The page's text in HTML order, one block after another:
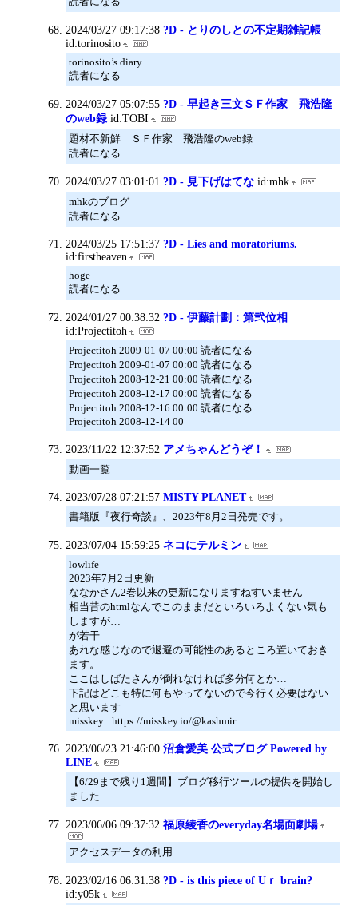
2024/03/27 09:17:38 ?D - とりのしとの不定期雑記帳
id:torinosito
torinosito’s diary
読者になる
2024/03/27 05:07:55 ?D - 早起き三文ＳＦ作家 飛浩隆
のweb録 id:TOBI
題材不新鮮 ＳＦ作家 飛浩隆のweb録
読者になる
2024/03/27 03:01:01 ?D - 見下げはてな id:mhk
mhkのブログ
読者になる
2024/03/25 17:51:37 ?D - Lies and moratoriums.
id:firstheaven
hoge
読者になる
2024/01/27 00:38:32 ?D - 伊藤計劃：第弐位相
id:Projectitoh
Projectitoh 2009-01-07 00:00 読者になる
Projectitoh 2009-01-07 00:00 読者になる
Projectitoh 2008-12-21 00:00 読者になる
Projectitoh 2008-12-17 00:00 読者になる
Projectitoh 2008-12-16 00:00 読者になる
Projectitoh 2008-12-14 00
2023/11/22 12:37:52 アメちゃんどうぞ！
動画一覧
2023/07/28 07:21:57 MISTY PLANET
書籍版『夜行奇談』、2023年8月2日発売です。
2023/07/04 15:59:25 ネコにテルミン
lowlife
2023年7月2日更新
ななかさん2巻以来の更新になりますねすいません
相当昔のhtmlなんでこのままだといろいろよくない気も
しますが…
が若干
あれな感じなので退避の可能性のあるところ置いておき
ます。
ここはしばたさんが倒れなければ多分何とか…
下記はどこも特に何もやってないので今行く必要はない
と思います
misskey : https://misskey.io/@kashmir
2023/06/23 21:46:00 沼倉愛美 公式ブログ Powered by
LINE
【6/29まで残り1週間】ブログ移行ツールの提供を開始し
ました
2023/06/06 09:37:32 福原綾香のeveryday名場面劇場
アクセスデータの利用
2023/02/16 06:31:38 ?D - is this piece of Uｒ brain?
id:y05k